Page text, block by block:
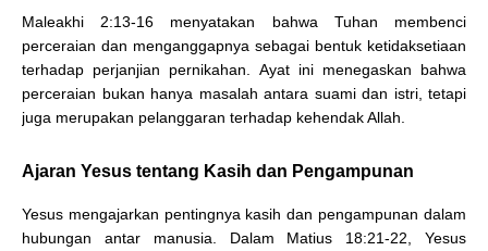
Maleakhi 2:13-16 menyatakan bahwa Tuhan membenci
perceraian dan menganggapnya sebagai bentuk ketidaksetiaan
terhadap perjanjian pernikahan. Ayat ini menegaskan bahwa
perceraian bukan hanya masalah antara suami dan istri, tetapi
juga merupakan pelanggaran terhadap kehendak Allah.
Ajaran Yesus tentang Kasih dan Pengampunan
Yesus mengajarkan pentingnya kasih dan pengampunan dalam
hubungan antar manusia. Dalam Matius 18:21-22, Yesus